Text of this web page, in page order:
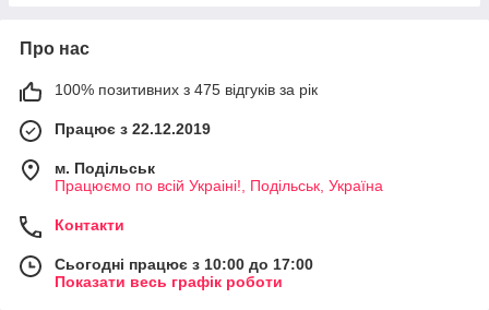
Про нас
100% позитивних з 475 відгуків за рік
Працює з 22.12.2019
м. Подільськ
Працюємо по всій Украіні!, Подільськ, Україна
Контакти
Сьогодні працює з 10:00 до 17:00
Показати весь графік роботи